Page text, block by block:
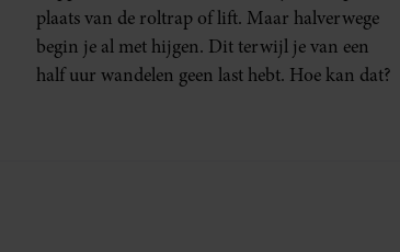
plaats van de roltrap of lift. Maar halverwege
begin je al met hijgen. Dit terwijl je van een
half uur wandelen geen last hebt. Hoe kan dat?